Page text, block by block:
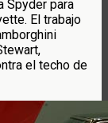
Spyder para
El trabajo
el techo de